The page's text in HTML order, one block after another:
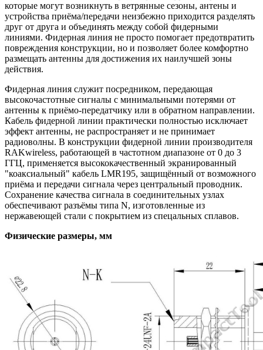
которые могут возникнуть в ветрянные сезоны, антены и
устройства приёма/передачи неизбежно приходится разделять
друг от друга и объединять между собой фидерными
линиями. Фидерная линия не просто помогает предотвратить
повреждения конструкции, но и позволяет более комфортно
размещать антенны для достижения их наилучшей зоны
действия.
Фидерная линия служит посредником, передающая
высокочастотные сигналы с минимальными потерями от
антенны к приёмо-передатчику или в обратном направлении.
Кабель фидерной линии практически полностью исключает
эффект антенны, не распространяет и не принимает
радиоволны. В конструкции фидерной линии производителя
RAKwireless, работающей в частотном диапазоне от 0 до 3
ГГЦ, применяется высококачественный экранированный
"коаксиальный" кабель LMR195, защищённый от возможного
приёма и передачи сигнала через центральный проводник.
Сохранение качества сигнала в соединительных узлах
обеспечивают разъёмы типа N, изготовленные из
нержавеющей стали с покрытием из спецальных сплавов.
Физические размеры, мм